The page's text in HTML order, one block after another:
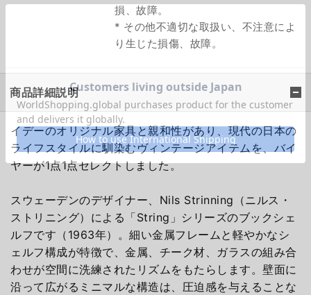
損、故障。
* その他不適切な取扱い、不注意によ
り生じた損傷、故障。
商品詳細説明
イデーのオリジナル家具と親和性があり、現代の日本の
ライフスタイルに馴染むヴィンテージアイテムを、バイ
ヤーが1点1点セレクトしました。
スウェーデンのデザイナー、Nils Strinning（ニルス・
ストリニング）による「String」シリーズのブックシェ
ルフです（1963年）。細い金属フレームと軽やかなシ
ェルフ構成が特徴で、金属、チーク材、ガラスの組み合
わせが空間に洗練されたリズムをもたらします。壁面に
沿って広がるミニマルな構造は、圧迫感を与えることな